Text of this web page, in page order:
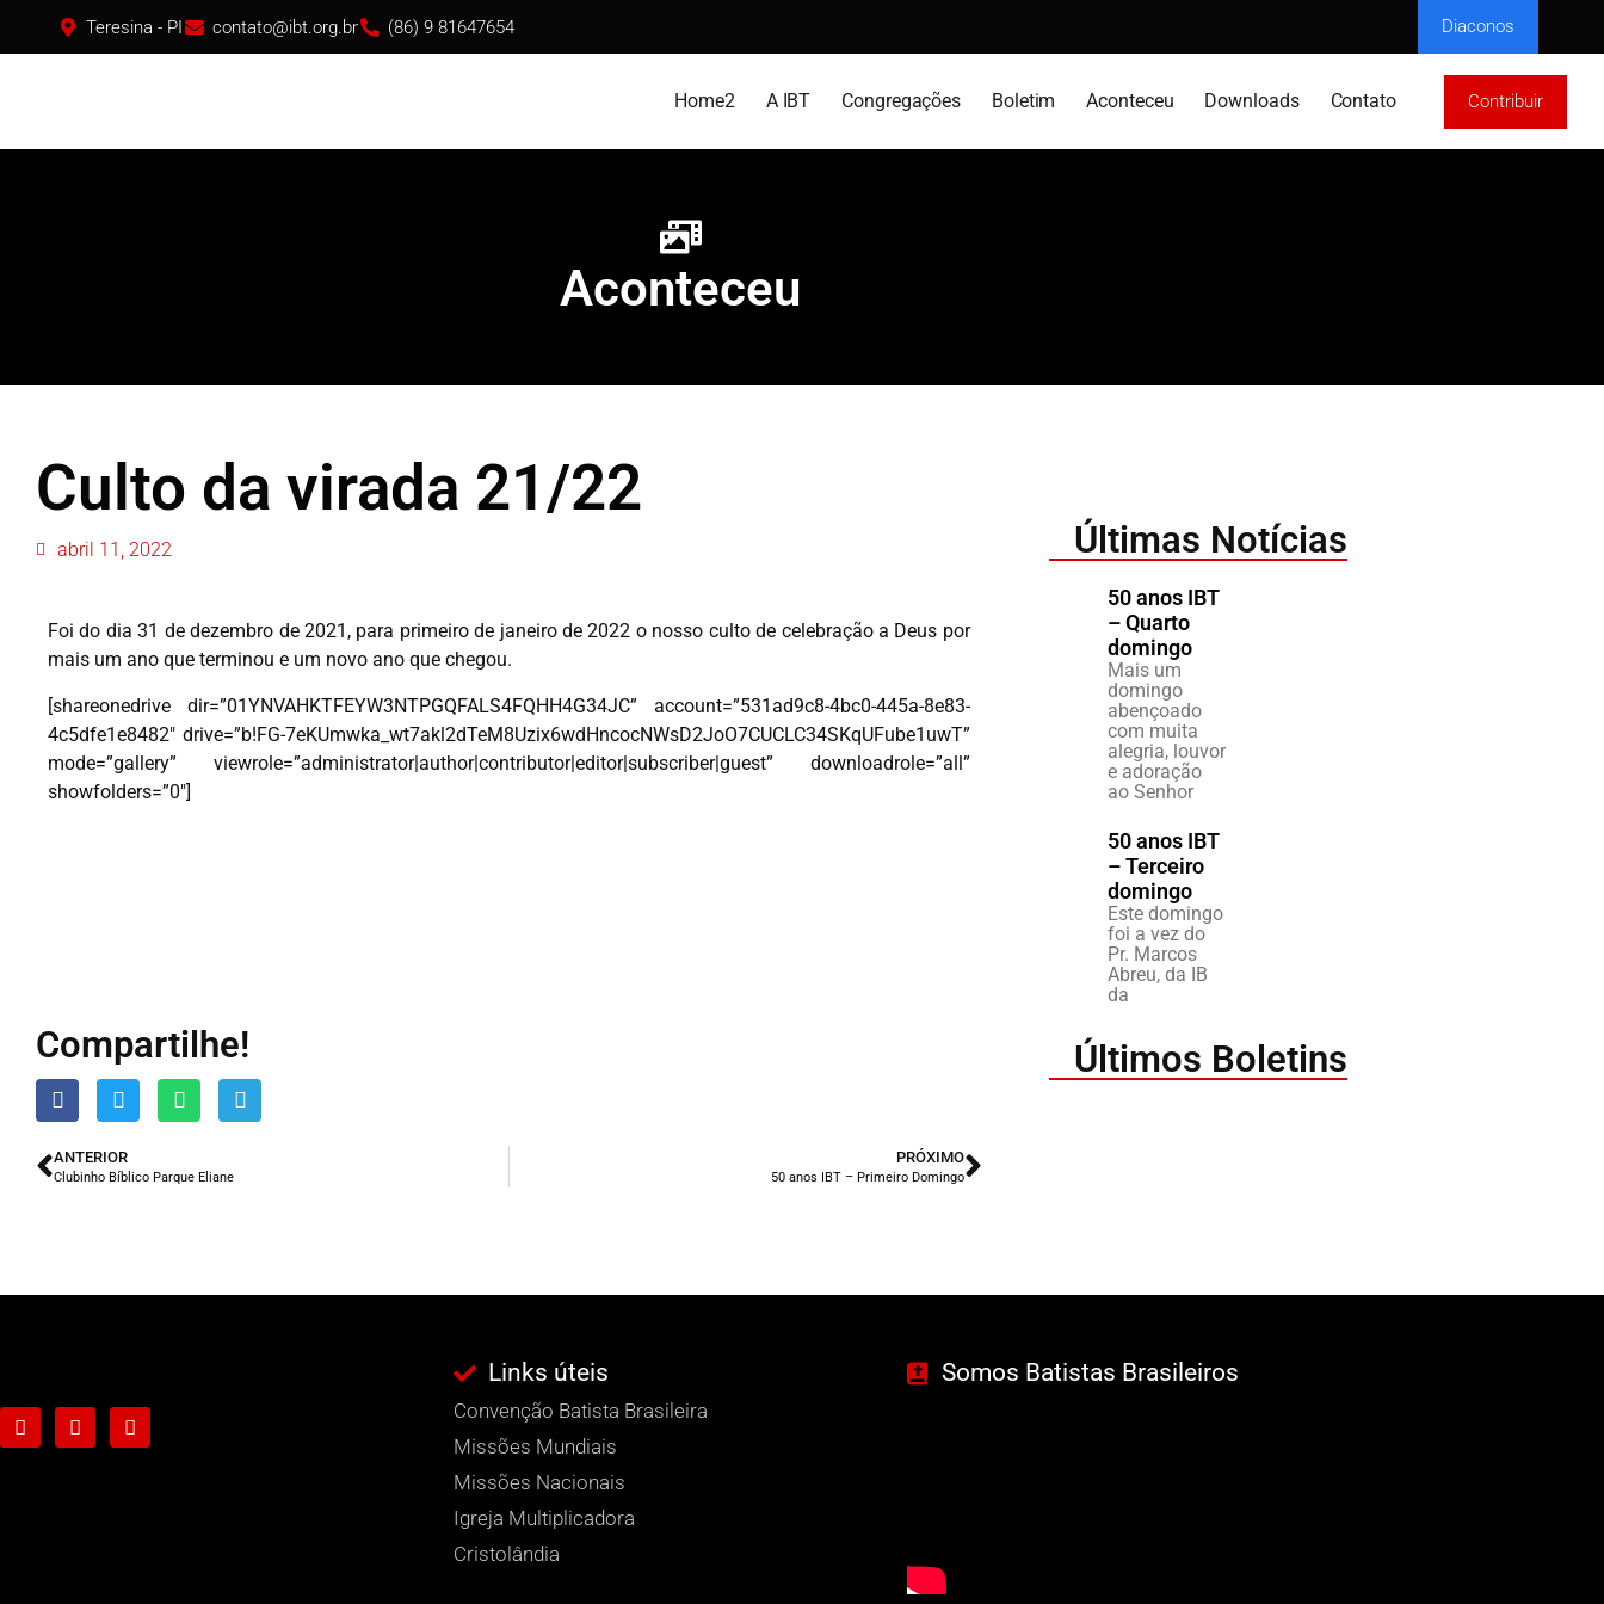
Teresina - PI contato@ibt.org.br (86) 9 81647654 Diaconos
Home2 A IBT Congregações Boletim Aconteceu Downloads Contato Contribuir
Aconteceu
Culto da virada 21/22
abril 11, 2022
Foi do dia 31 de dezembro de 2021, para primeiro de janeiro de 2022 o nosso culto de celebração a Deus por
mais um ano que terminou e um novo ano que chegou.
[shareonedrive dir=”01YNVAHKTFEYW3NTPGQFALS4FQHH4G34JC” account=”531ad9c8-4bc0-445a-8e83-
4c5dfe1e8482″ drive=”b!FG-7eKUmwka_wt7akl2dTeM8Uzix6wdHncocNWsD2JoO7CUCLC34SKqUFube1uwT”
mode=”gallery” viewrole=”administrator|author|contributor|editor|subscriber|guest” downloadrole=”all”
showfolders=”0″]
Compartilhe!
ANTERIOR
Clubinho Bíblico Parque Eliane
PRÓXIMO
50 anos IBT – Primeiro Domingo
Últimas Notícias
50 anos IBT
– Quarto
domingo
Mais um
domingo
abençoado
com muita
alegria, louvor
e adoração
ao Senhor
50 anos IBT
– Terceiro
domingo
Este domingo
foi a vez do
Pr. Marcos
Abreu, da IB
da
Últimos Boletins
Links úteis
Convenção Batista Brasileira
Missões Mundiais
Missões Nacionais
Igreja Multiplicadora
Cristolândia
Somos Batistas Brasileiros